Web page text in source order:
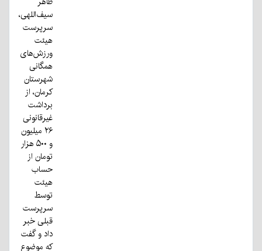
سیف‌اللهی،
سرپرست
هیئت
ورزش‌های
همگانی
شهرستان
کرمان، از
برداشت
غیرقانونی
۲۶ میلیون
و ۵۰۰ هزار
تومان از
حساب
هیئت
توسط
سرپرست
قبلی خبر
داد و گفت
که موضوع